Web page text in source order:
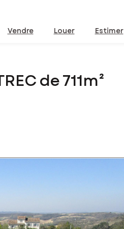
Vendre Louer Estimer
de 711m²